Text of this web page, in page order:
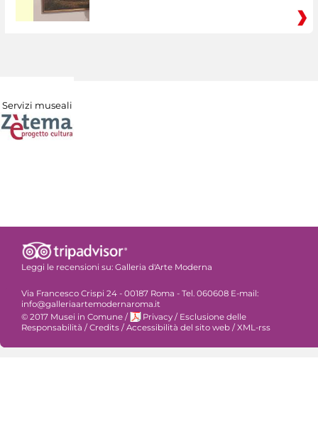
Servizi museali
Leggi le recensioni su: Galleria d'Arte Moderna
Via Francesco Crispi 24 - 00187 Roma - Tel. 060608 E-mail:
info@galleriaartemodernaroma.it
© 2017 Musei in Comune / Privacy / Esclusione delle
Responsabilità / Credits / Accessibilità del sito web / XML-rss